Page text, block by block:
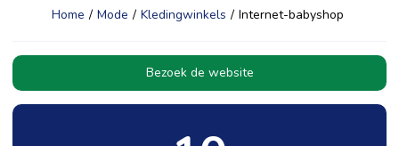
Home / Mode / Kledingwinkels / Internet-babyshop
Bezoek de website